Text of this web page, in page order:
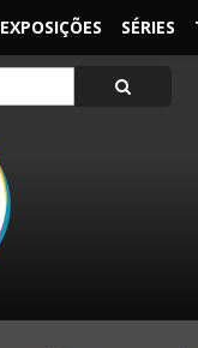
EXPOSIÇÕES SÉRIES